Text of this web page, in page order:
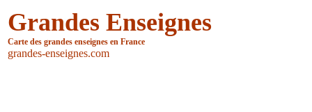
Grandes Enseignes
Carte des grandes enseignes en France
grandes-enseignes.com